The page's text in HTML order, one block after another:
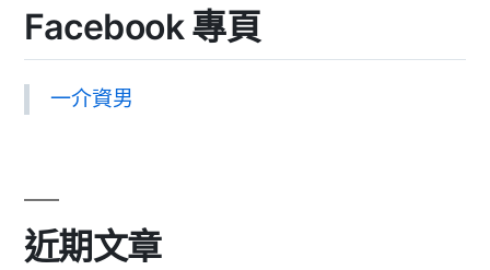
Facebook 專頁
一介資男
近期文章